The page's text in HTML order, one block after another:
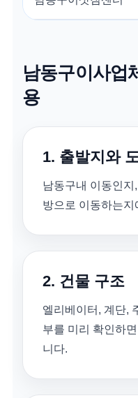
남동구이사업
용
1. 출발지와
남동구내 이동인지
방으로 이동하는
2. 건물 구조
엘리베이터, 계단,
부를 미리 확인하
니다.